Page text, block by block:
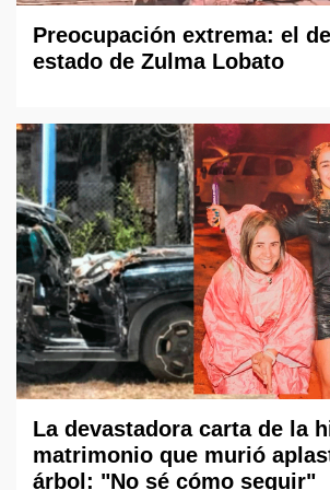
Preocupación extrema: el
estado de Zulma Lobato
La devastadora carta de la
matrimonio que murió
árbol: "No sé cómo seguir"